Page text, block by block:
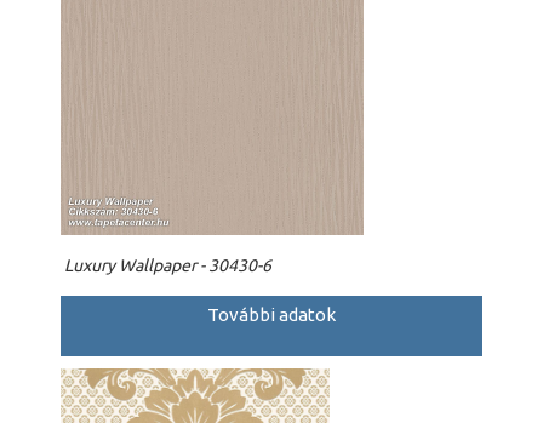
Luxury Wallpaper - 30430-6
További adatok